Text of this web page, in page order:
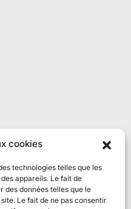
cookies
technologies telles que les
appareils. Le fait de
des données telles que le
Le fait de ne pas consentir